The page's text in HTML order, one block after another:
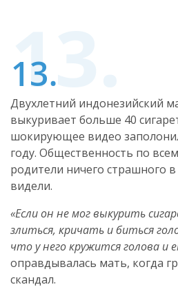
Двухлетний индонезийский
выкуривает больше 40
шокирующее видео
году. Общественность по
родители ничего страшного
видели.
«Если он не мог выкурить
злиться, кричать и биться
что у него кружится голова и
оправдывалась мать, когда
скандал.